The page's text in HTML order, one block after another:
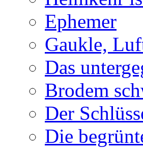
Ephemer
Gaukle,
Das
Brodem
Der
Die